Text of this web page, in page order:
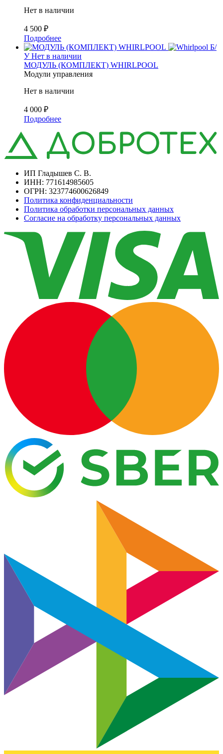
Нет в наличии
4 500 ₽
Подробнее
Б/
У Нет в наличии
МОДУЛЬ (КОМПЛЕКТ) WHIRLPOOL
Модули управления
Нет в наличии
4 000 ₽
Подробнее
ИП Гладышев С. В.
ИНН: 771614985605
ОГРН: 323774600626849
Политика конфиденциальности
Политика обработки персональных данных
Согласие на обработку персональных данных